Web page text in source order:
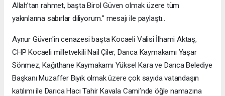
Allah’tan rahmet, başta Birol Güven olmak üzere tüm
yakınlarına sabırlar diliyorum." mesajı ile paylaştı..
Aynur Güven'in cenazesi başta Kocaeli Valisi İlhami Aktaş,
CHP Kocaeli milletvekili Nail Çiler, Darıca Kaymakamı Yaşar
Sönmez, Kağıthane Kaymakamı Yüksel Kara ve Darıca Belediye
Başkanı Muzaffer Bıyık olmak üzere çok sayıda vatandaşın
katılımı ile Darıca Hacı Tahir Kavala Cami’nde öğle namazına